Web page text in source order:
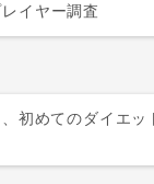
イヤー調査
初めてのダイエッ